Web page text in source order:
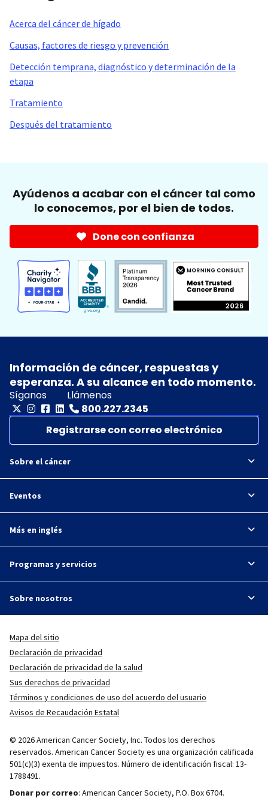
Acerca del cáncer de hígado
Causas, factores de riesgo y prevención
Detección temprana, diagnóstico y determinación de la
etapa
Tratamiento
Después del tratamiento
Ayúdenos a acabar con el cáncer tal como
lo conocemos, por el bien de todos.
Done con confianza
Información de cáncer, respuestas y
esperanza. A su alcance en todo momento.
Síganos
Llámenos
800.227.2345
Registrarse con correo electrónico
Sobre el cáncer
Eventos
Más en inglés
Programas y servicios
Sobre nosotros
Mapa del sitio
Declaración de privacidad
Declaración de privacidad de la salud
Sus derechos de privacidad
Términos y condiciones de uso del acuerdo del usuario
Avisos de Recaudación Estatal
© 2026 American Cancer Society, Inc. Todos los derechos
reservados. American Cancer Society es una organización calificada
501(c)(3) exenta de impuestos. Número de identificación fiscal: 13-
1788491.
Donar por correo: American Cancer Society, P.O. Box 6704.